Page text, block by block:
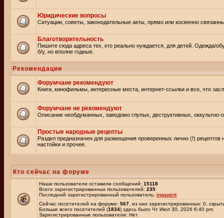
Юридические вопросы
Ситуации, советы, законодательные акты, прямо или косвенно
Благотворительность
Пишите сюда адреса тех, кто реально нуждается, для детей. Одежда/
б/у, но вполне годные.
Рекомендации
Форумчане рекомендуют
Книги, кинофильмы, интересные места, интернет-ссылки и все, что
Форумчане не рекомендуют
Описание необдуманных, заведомо глупых, деструктивных, оккультно-
Простые народные рецепты
Раздел предназначен для размещения проверенных лично (!)
настойки и прочее.
Кто сейчас на форуме
Наши пользователи оставили сообщений: 15118
Всего зарегистрированных пользователей: 235
Последний зарегистрированный пользователь: ingspirit
Сейчас посетителей на форуме: 567 , из них зарегистрированных: 0,
Больше всего посетителей (1834) здесь было Чт Июл 30, 2026 6:40 pm
Зарегистрированные пользователи: Нет